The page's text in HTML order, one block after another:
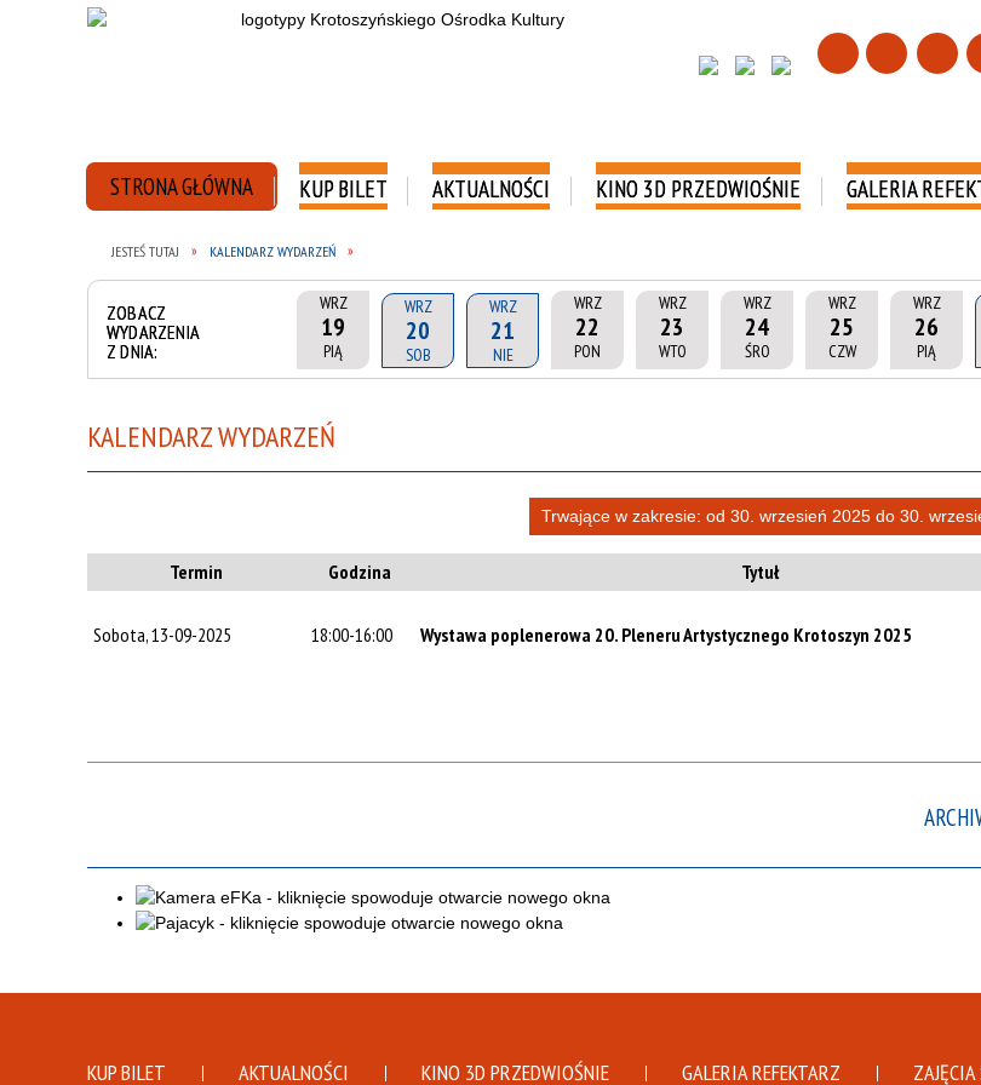
STRONA GŁÓWNA KUP BILET AKTUALNOŚCI KINO 3D PRZEDWIOŚNIE GALERIA
JESTEŚ TUTAJ KALENDARZ WYDARZEŃ
ZOBACZ
WYDARZENIA
Z DNIA:
WRZ
19
PIĄ
WRZ
20
SOB
WRZ
21
NIE
WRZ
22
PON
WRZ
23
WTO
WRZ
24
ŚRO
WRZ
25
CZW
WRZ
26
PIĄ
KALENDARZ WYDARZEŃ
Trwające w zakresie: od 30. wrzesień 2025 do 30.
Termin Godzina Tytuł
Sobota, 13-09-2025 18:00-16:00 Wystawa poplenerowa 20. Pleneru Artystycznego Krotoszyn 2025
KUP BILET AKTUALNOŚCI KINO 3D PRZEDWIOŚNIE GALERIA REFEKTARZ